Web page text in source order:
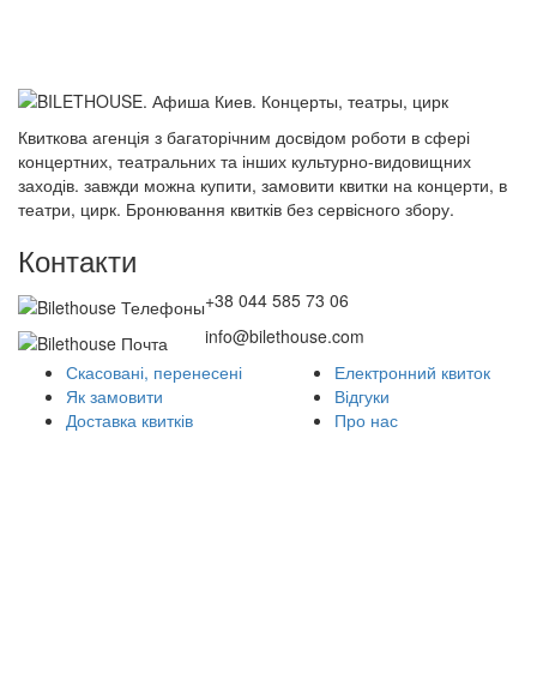
Квиткова агенція з багаторічним досвідом роботи в сфері
концертних, театральних та інших культурно-видовищних
заходів. завжди можна купити, замовити квитки на концерти, в
театри, цирк. Бронювання квитків без сервісного збору.
Контакти
+38 044 585 73 06
info@bilethouse.com
Скасовані, перенесені
Як замовити
Доставка квитків
Електронний квиток
Відгуки
Про нас